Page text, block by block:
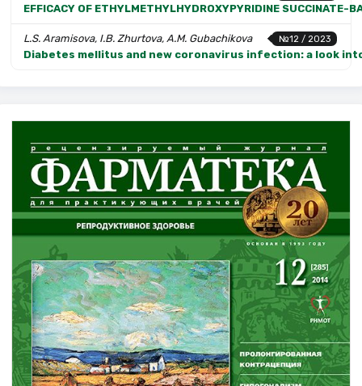
EFFICACY OF ETHYLMETHYLHYDROXYPYRIDINE SUCCINATE-
№12 / 2023
L.S. Aramisova, I.B. Zhurtova, A.M. Gubachikova
Diabetes mellitus and new coronavirus infection: a look